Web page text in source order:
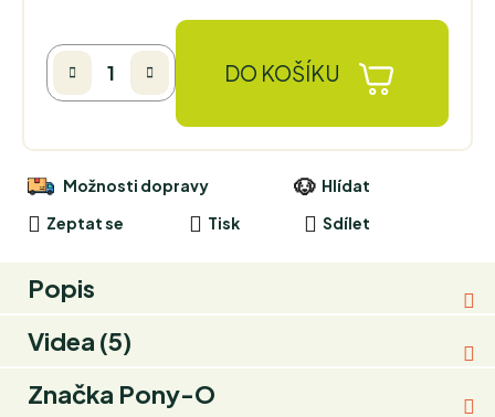
DO KOŠÍKU
Tisk
Zeptat se
Hlídat
Sdílet
Možnosti dopravy
Popis
Videa (5)
Značka Pony-O